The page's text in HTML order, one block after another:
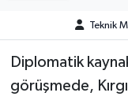
Teknik
Diplomatik
görüşmede,
Siyaset
Spor